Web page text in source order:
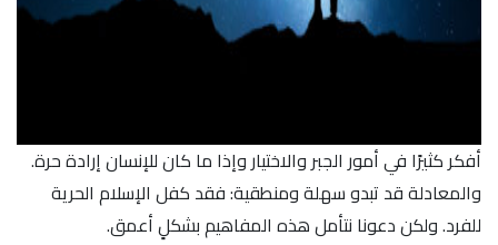
أفكر كثيرًا في أمور الجبر والاختيار وإذا ما كان للإنسان إرادة حرة.
والمعادلة قد تبدو سهلة ومنطقية: فقد كفل الإسلام الحرية
للفرد. ولكن دعونا نتأمل هذه المفاهيم بشكلٍ أعمق.